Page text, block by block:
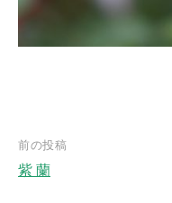
前の投稿
紫 蘭